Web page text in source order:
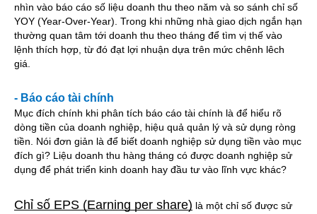
nhìn vào báo cáo số liệu doanh thu theo năm và so sánh chỉ số
YOY (Year-Over-Year). Trong khi những nhà giao dịch ngắn hạn
thường quan tâm tới doanh thu theo tháng để tìm vị thế vào
lệnh thích hợp, từ đó đạt lợi nhuận dựa trên mức chênh lêch
giá.
- Báo cáo tài chính
Mục đích chính khi phân tích báo cáo tài chính là để hiểu rõ
dòng tiền của doanh nghiệp, hiệu quả quản lý và sử dụng ròng
tiền. Nói đơn giản là để biết doanh nghiệp sử dụng tiền vào mục
đích gì? Liệu doanh thu hàng tháng có được doanh nghiệp sử
dụng để phát triển kinh doanh hay đầu tư vào lĩnh vực khác?
Chỉ số EPS (Earning per share) là một chỉ số được sử